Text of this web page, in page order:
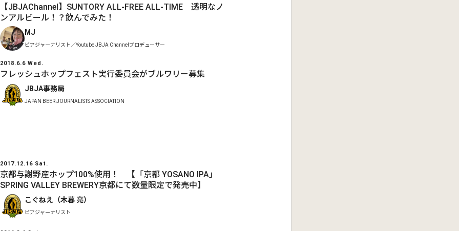
【JBJAChannel】SUNTORY ALL-FREE ALL-TIME 透明なノ
ンアルビール！？飲んでみた！
MJ
ビアジャーナリスト／Youtube JBJA Channelプロデューサー
2018.6.6 Wed.
フレッシュホップフェスト実行委員会がブルワリー募集
JBJA事務局
JAPAN BEER JOURNALISTS ASSOCIATION
2017.12.16 Sat.
京都与謝野産ホップ100%使用！ 【「京都 YOSANO IPA」
SPRING VALLEY BREWERY京都にて数量限定で発売中】
こぐねえ（木暮 亮）
ビアジャーナリスト